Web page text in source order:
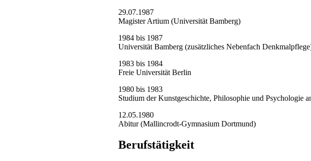
29.07.1987
Magister Artium (Universität Bamberg)
1984 bis 1987
Universität Bamberg (zusätzliches Nebenfach
1983 bis 1984
Freie Universität Berlin
1980 bis 1983
Studium der Kunstgeschichte, Philosophie und Psychologie
12.05.1980
Abitur (Mallincrodt-Gymnasium Dortmund)
Berufstätigkeit